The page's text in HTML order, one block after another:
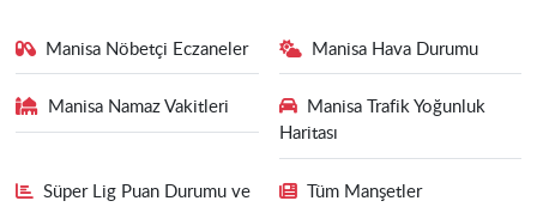
Manisa Nöbetçi Eczaneler Manisa Hava Durumu
Manisa Namaz Vakitleri
Manisa Trafik Yoğunluk
Haritası
Süper Lig Puan Durumu ve
Tüm Manşetler